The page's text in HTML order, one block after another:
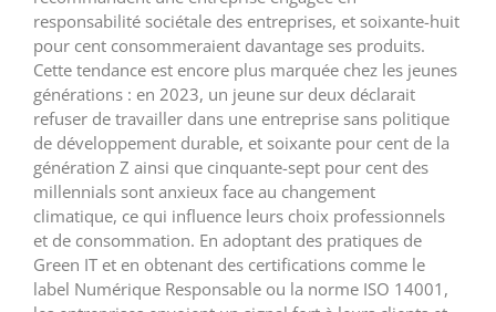
responsabilité sociétale des entreprises, et soixante-huit
pour cent consommeraient davantage ses produits.
Cette tendance est encore plus marquée chez les jeunes
générations : en 2023, un jeune sur deux déclarait
refuser de travailler dans une entreprise sans politique
de développement durable, et soixante pour cent de la
génération Z ainsi que cinquante-sept pour cent des
millennials sont anxieux face au changement
climatique, ce qui influence leurs choix professionnels
et de consommation. En adoptant des pratiques de
Green IT et en obtenant des certifications comme le
label Numérique Responsable ou la norme ISO 14001,